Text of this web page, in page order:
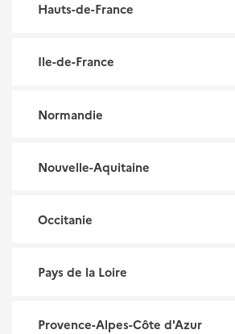
Hauts-de-France
Ile-de-France
Normandie
Nouvelle-Aquitaine
Occitanie
Pays de la Loire
Provence-Alpes-Côte d'Azur